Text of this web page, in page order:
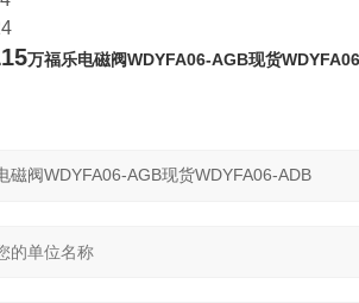
万福乐电磁阀WDYFA06-AGB现货